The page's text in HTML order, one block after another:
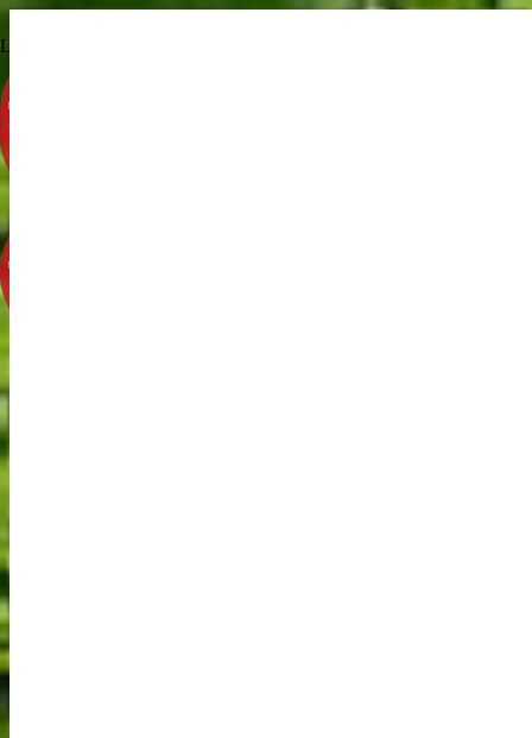
Les Cols Rouges & Prom'nades Gourmandes